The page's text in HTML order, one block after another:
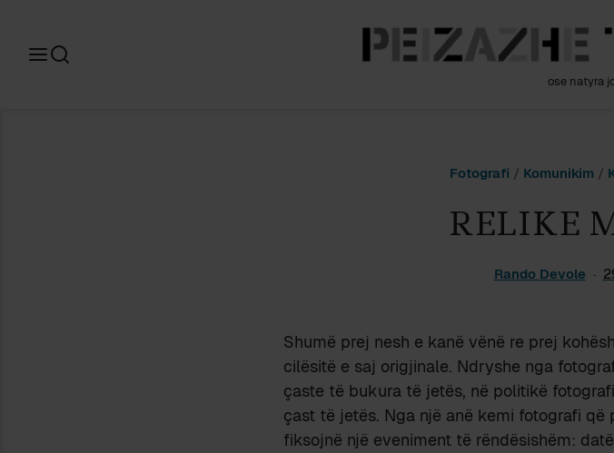
ose natyra
Fotografi / Komunikim /
RELIKE
Rando Devole
Shumë prej nesh e kanë vënë re prej
cilësitë e saj origjinale. Ndryshe nga
çaste të bukura të jetës, në politikë
çast të jetës. Nga një anë kemi fotografi
fiksojnë një eveniment të rëndësishëm: